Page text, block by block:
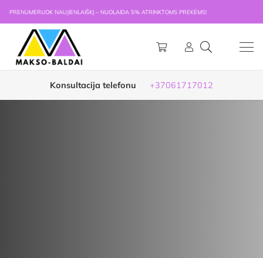
PRENUMERUOK NAUJIENLAIŠKĮ – NUOLAIDA 5% ATRINKTOMS PREKĖMS!
Konsultacija telefonu +37061717012